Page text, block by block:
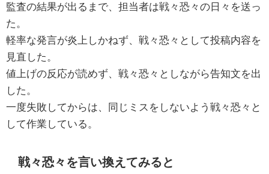
監査の結果が出るまで、担当者は戦々恐々の日々を送っ
た。
軽率な発言が炎上しかねず、戦々恐々として投稿内容を
見直した。
値上げの反応が読めず、戦々恐々としながら告知文を出
した。
一度失敗してからは、同じミスをしないよう戦々恐々と
して作業している。
戦々恐々を言い換えてみると